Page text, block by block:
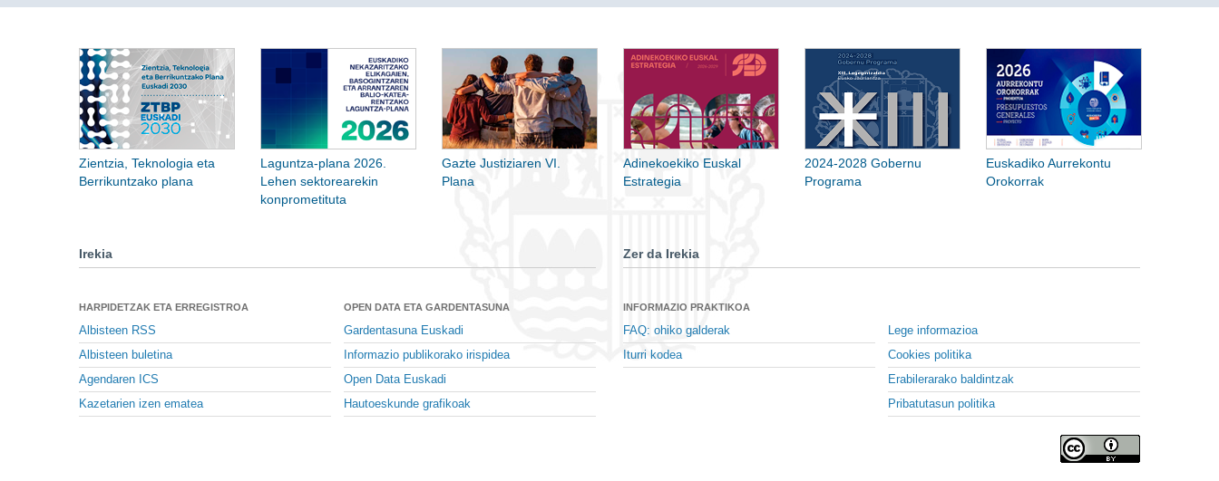
Zientzia, Teknologia eta
Berrikuntzako plana
Laguntza-plana 2026.
Lehen sektorearekin
konprometituta
Gazte Justiziaren VI.
Plana
Adinekoekiko Euskal
Estrategia
2024-2028 Gobernu
Programa
Euskadiko Aurrekontu
Orokorrak
Irekia
HARPIDETZAK ETA ERREGISTROA
Albisteen RSS
Albisteen buletina
Agendaren ICS
Kazetarien izen ematea
OPEN DATA ETA GARDENTASUNA
Gardentasuna Euskadi
Informazio publikorako irispidea
Open Data Euskadi
Hautoeskunde grafikoak
Zer da Irekia
INFORMAZIO PRAKTIKOA
FAQ: ohiko galderak
Iturri kodea
Lege informazioa
Cookies politika
Erabilerarako baldintzak
Pribatutasun politika